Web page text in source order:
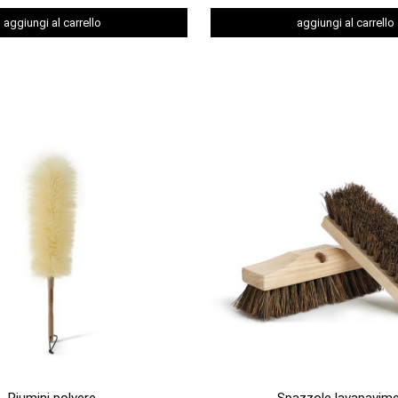
aggiungi al carrello aggiungi al carrello
ANTEPRIMA ANTEPRIMA